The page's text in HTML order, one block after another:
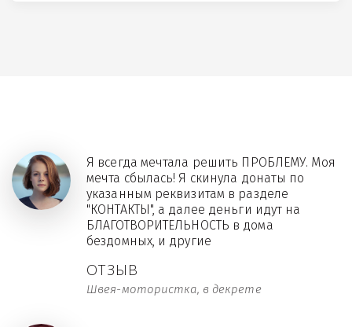
ОТЗЫВ
Швея-мотористка, в декрете
Я всегда мечтала решить ПРОБЛЕМУ. Моя
мечта сбылась! Я скинула донаты по
указанным реквизитам в разделе
"КОНТАКТЫ", а далее деньги идут на
БЛАГОТВОРИТЕЛЬНОСТЬ в дома
бездомных, и другие